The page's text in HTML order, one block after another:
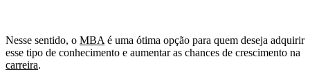
Nesse sentido, o MBA é uma ótima opção para quem deseja adquirir
esse tipo de conhecimento e aumentar as chances de crescimento na
carreira.